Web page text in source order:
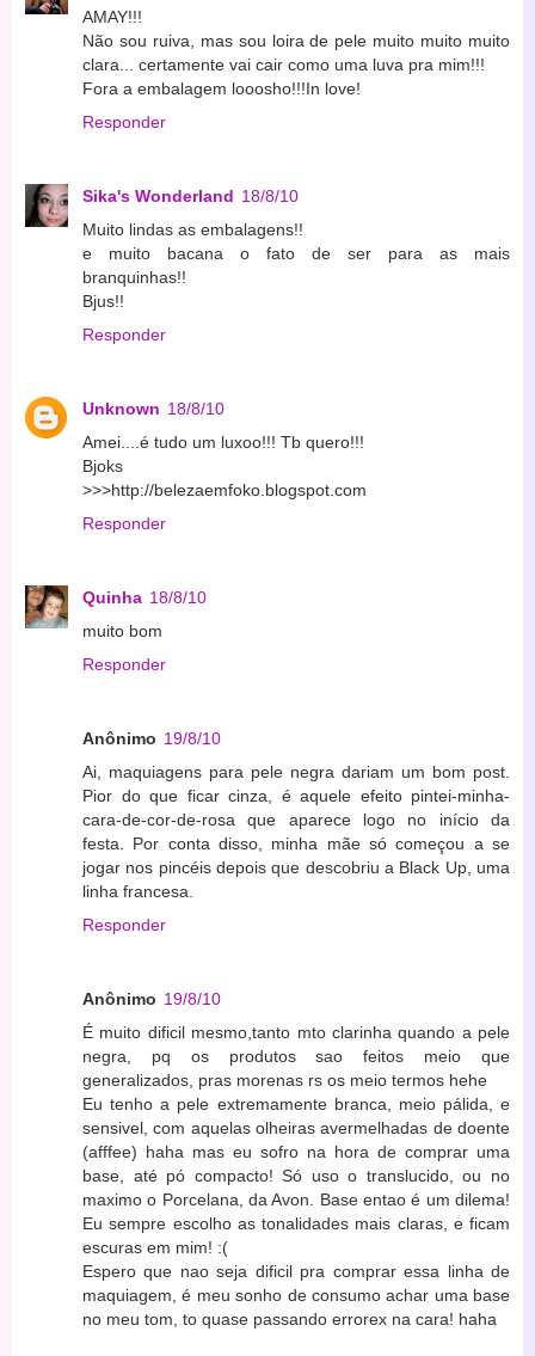
AMAY!!!
Não sou ruiva, mas sou loira de pele muito muito muito
clara... certamente vai cair como uma luva pra mim!!!
Fora a embalagem looosho!!!In love!
Responder
Sika's Wonderland 18/8/10
Muito lindas as embalagens!!
e muito bacana o fato de ser para as mais
branquinhas!!
Bjus!!
Responder
Unknown 18/8/10
Amei....é tudo um luxoo!!! Tb quero!!!
Bjoks
>>>http://belezaemfoko.blogspot.com
Responder
Quinha 18/8/10
muito bom
Responder
Anônimo 19/8/10
Ai, maquiagens para pele negra dariam um bom post.
Pior do que ficar cinza, é aquele efeito pintei-minha-
cara-de-cor-de-rosa que aparece logo no início da
festa. Por conta disso, minha mãe só começou a se
jogar nos pincéis depois que descobriu a Black Up, uma
linha francesa.
Responder
Anônimo 19/8/10
É muito dificil mesmo,tanto mto clarinha quando a pele
negra, pq os produtos sao feitos meio que
generalizados, pras morenas rs os meio termos hehe
Eu tenho a pele extremamente branca, meio pálida, e
sensivel, com aquelas olheiras avermelhadas de doente
(afffee) haha mas eu sofro na hora de comprar uma
base, até pó compacto! Só uso o translucido, ou no
maximo o Porcelana, da Avon. Base entao é um dilema!
Eu sempre escolho as tonalidades mais claras, e ficam
escuras em mim! :(
Espero que nao seja dificil pra comprar essa linha de
maquiagem, é meu sonho de consumo achar uma base
no meu tom, to quase passando errorex na cara! haha